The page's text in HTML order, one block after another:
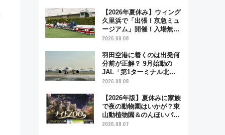
【2026年夏休み】ウィング
久里浜で「出張！京急ミュ
ージアム」開催！入場無料
でスタンプラリーや子ども
2026.08.08
羽田空港に着くのは出発何
分前が正解？ 9月始動の
JAL「第1ターミナル北側
サテライト」は徒歩1キロ
点まとめ
2026.08.08
【2026年版】夏休みに家族
で夜の動物園はいかが？東
山動植物園＆のんほいパー
ク「ナイトZOO」開催情報
2026.08.07